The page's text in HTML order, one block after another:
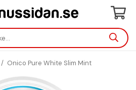
/ Onico Pure White Slim Mint